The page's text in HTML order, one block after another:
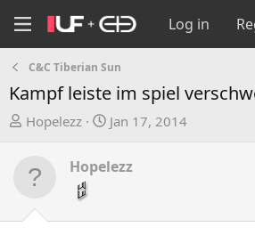
Log in
C&C Tiberian Sun
Kampf leiste im spiel
T
e
d
Hopelezz
S
a
d
Jan 17, 2014
Hopelezz